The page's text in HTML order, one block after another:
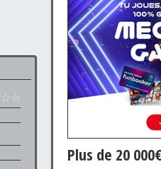
Plus de 20